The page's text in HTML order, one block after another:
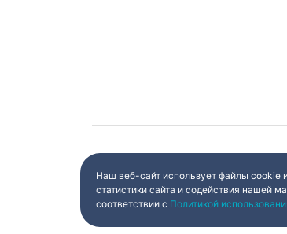
Наш веб-сайт использует файлы cookie
статистики сайта и содействия нашей
соответствии с Политикой